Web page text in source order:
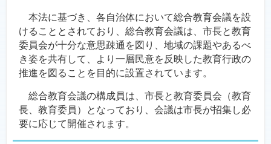
本法に基づき、各自治体において総合教育会議を設
けることとされており、総合教育会議は、市長と教育
委員会が十分な意思疎通を図り、地域の課題やあるべ
き姿を共有して、より一層民意を反映した教育行政の
推進を図ることを目的に設置されています。
総合教育会議の構成員は、市長と教育委員会（教育
長、教育委員）となっており、会議は市長が招集し必
要に応じて開催されます。